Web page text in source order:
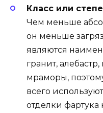
Класс или
Чем меньше
он меньше
являются
гранит,
мраморы,
всего
отделки фартука